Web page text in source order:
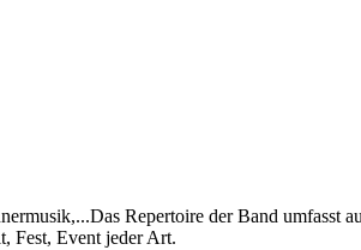
Repertoire der Band umfasst
Fest, Event jeder Art.